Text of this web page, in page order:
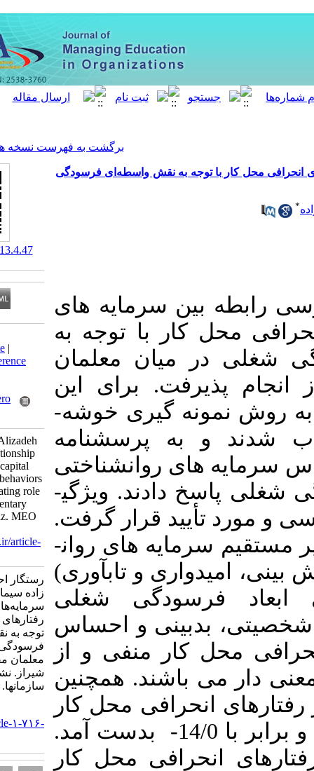
برگشت به فهرست نسخه ها
توجه به نقش واسطه‌ای فرسودگی
سرمایه­ های
با توجه به
معلمان
برای این
نمونه­ گیری خوشه­
پرسشنامه
روان­شناختی
دادند. ویژگی­
قرار گرفت.
های روان­
و تاب­آوری)
شغلی
و احساس
کار منفی و از
دار می­ باشند. همچنین
محل کار
مربوط به مؤلفه تاب­ آوری و برابر با 14/0- بدست آمد.
محل کار
Download citation:
BibTeX
EndNote|
Medlars
ProCite| Reference
RefWorks
Send citation to:
Mendeley
Zotero
Rastegar A, Seif M H, Alizadeh
S. Investigating the relationship
between psychological capital
and deviant workplace behaviors
with regard to the mediating role
of burnout among elementary
school teachers in Shiraz. MEO
2024; 13 (4) : 2
URL:http://journalieaa.ir/article-
1-716-fa.html
رستگار احمد، صیف حسن، علی
زاده سیما. بررسی رابطه بین
سرمایه‌های روان‌شناختی و
رفتارهای انحرافی محل کار با
توجه به نقش واسطه‌ای
فرسودگی شغلی در میان
معلمان مقطع ابتدایی شهر
شیراز. نشریه مديريت بر آموزش
سازمانها. ۱۴۰۳; ۱۳ (۴) :۴۷-۷۰
http://journalieaa.ir/article-۱-۷۱۶-